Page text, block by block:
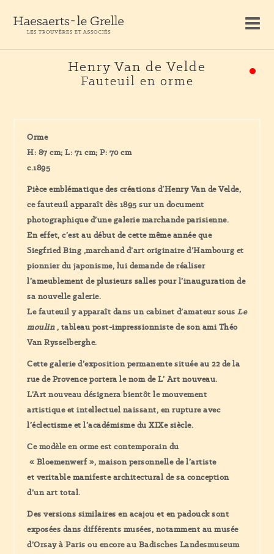
Henry Van de Velde
Fauteuil en orme
Orme
H: 87 cm; L: 71 cm; P: 70 cm
c.1895
Pièce emblématique des créations d’Henry Van de Velde,
ce fauteuil apparaît dès 1895 sur un document
photographique d’une galerie marchande parisienne.
En effet, c’est au début de cette même année que
Siegfried Bing ,marchand d’art originaire d’Hambourg et
pionnier du japonisme, lui demande de réaliser
l’ameublement de plusieurs salles pour l’inauguration de
sa nouvelle galerie.
Le fauteuil y apparaît dans un cabinet d’amateur sous Le
moulin, tableau post-impressionniste de son ami Théo
Van Rysselberghe.
Cette galerie d’exposition permanente située au 22 de la
rue de Provence portera le nom deL’ Art nouveau.
L’Art nouveau désignera bientôt le mouvement
artistique et intellectuel naissant, en rupture avec
l’éclectisme et l’académisme du XIXe siècle.
Ce modèle en orme est contemporain du
« Bloemenwerf »,maison personnelle de l’artiste
et veritable manifeste architectural de sa conception
d’un art total.
Des versions similaires en acajou et en padouck sont
exposées dans différents musées, notamment au musée
d’Orsay à Paris ou encore au Badisches Landesmuseum